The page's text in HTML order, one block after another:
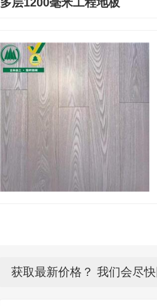
获取最新价格？ 我们会尽快